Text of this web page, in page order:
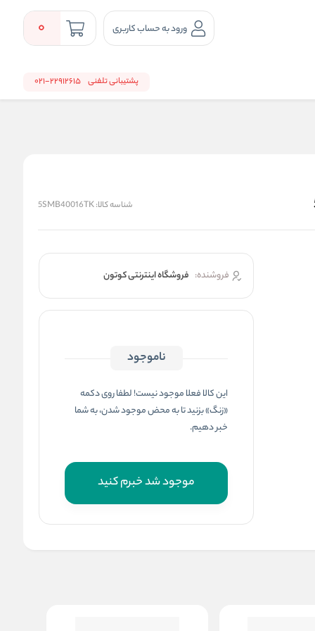
ورود به حساب کاربری 0
پشتیبانی تلفنی 22912615-021
شناسه کالا:5SMB40016TK
فروشنده: فروشگاه اینترنتی کوتون
ناموجود
این کالا فعلا موجود نیست! لطفا روی دکمه
«زنگ» بزنید تا به محض موجود شدن، به شما
خبر دهیم.
موجود شد خبرم کنید